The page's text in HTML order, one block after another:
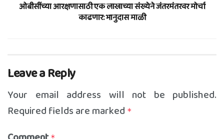
ओबीसींच्या आरक्षणासाठी एक लाखाच्या संख्येने जंतरमंतरवर मोर्चा
काढणार: भानुदास माळी
Leave a Reply
Your email address will not be published.
Required fields are marked *